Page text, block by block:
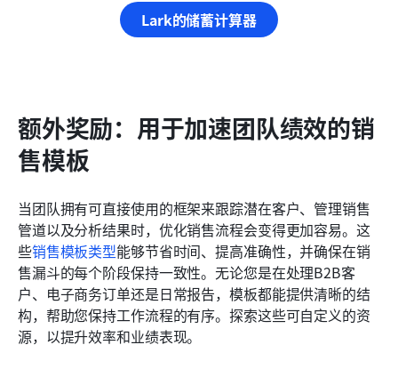
Lark的储蓄计算器
额外奖励：用于加速团队绩效的销
售模板
当团队拥有可直接使用的框架来跟踪潜在客户、管理销售
管道以及分析结果时，优化销售流程会变得更加容易。这
些销售模板类型能够节省时间、提高准确性，并确保在销
售漏斗的每个阶段保持一致性。无论您是在处理B2B客
户、电子商务订单还是日常报告，模板都能提供清晰的结
构，帮助您保持工作流程的有序。探索这些可自定义的资
源，以提升效率和业绩表现。